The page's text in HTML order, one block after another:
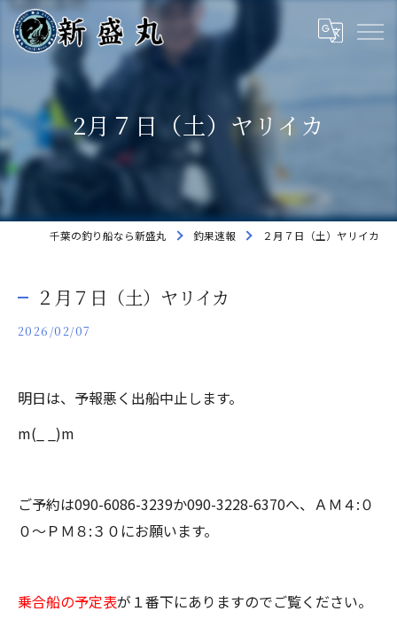
2月７日（土）ヤリイカ
千葉の釣り船なら新盛丸 釣果速報 ２月７日（土）ヤリイカ
２月７日（土）ヤリイカ
2026/02/07
明日は、予報悪く出船中止します。
m(_ _)m
ご予約は090-6086-3239か090-3228-6370へ、ＡＭ４:０
０～ＰＭ８:３０にお願います。
乗合船の予定表が１番下にありますのでご覧ください。